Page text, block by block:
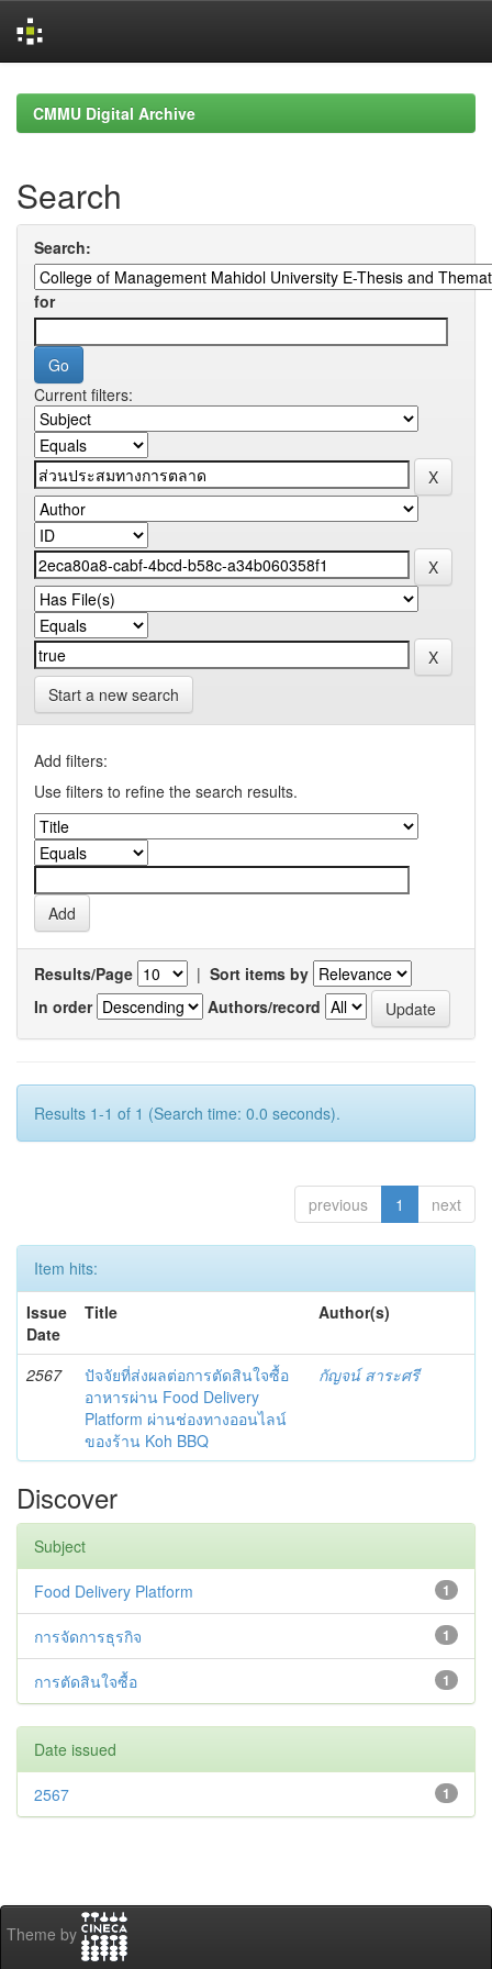
navigationCMMU Digital Archive
Search
Search:
for
Current filters:
Start a new search
Add filters:
Use filters to refine the search results.
Results/Page | Sort items by
In order
Authors/record
Results 1-1 of 1 (Search time: 0.0 seconds).
previous 1 next
Item hits:
Issue
Date
Title Author(s)
2567
ปัจจัยที่ส่งผลต่อการตัดสินใจซื้อ
อาหารผ่าน Food Delivery
Platform ผ่านช่องทางออนไลน์
ของร้าน Koh BBQ
กัญจน์ สาระศรี
Discover
Subject
1
Food Delivery Platform
1
การจัดการธุรกิจ
1
การตัดสินใจซื้อ
Date issued
1
2567
Theme by